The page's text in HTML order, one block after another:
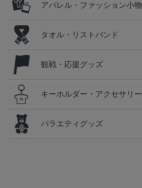
アパレル・ファッション小物
タオル・リストバンド
観戦・応援グッズ
キーホルダー・アクセサリー
バラエティグッズ